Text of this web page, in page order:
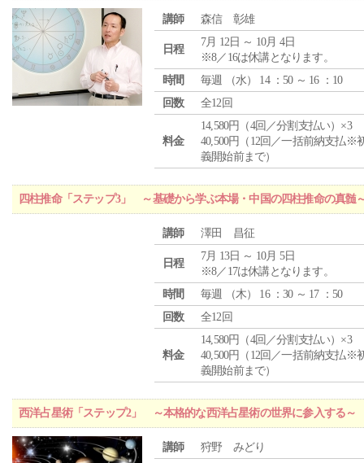
講師 森信 彰雄
日程
7月 12日 ～ 10月 4日
※8／16は休講となります。
時間
毎週 （水） 14 ：50 ～ 16 ：10
回数
全12回
料金
14,580円（4回／分割支払い）×3
40,500円（12回／一括前納支払※
義開始前まで）
四柱推命「ステップ3」 ～基礎から学ぶ本場・中国の四柱推命の真髄
講師 澤田 昌征
日程
7月 13日 ～ 10月 5日
※8／17は休講となります。
時間
毎週 （木） 16 ：30 ～ 17 ：50
回数
全12回
料金
14,580円（4回／分割支払い）×3
40,500円（12回／一括前納支払※
義開始前まで）
西洋占星術「ステップ2」 ～本格的な西洋占星術の世界に参入する～
講師 狩野 みどり